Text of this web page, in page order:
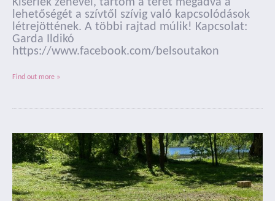
Kísérlek zenével, tartom a teret megadva a
lehetőségét a szívtől szívig való kapcsolódások
létrejöttének. A többi rajtad múlik! Kapcsolat:
Garda Ildikó
https://www.facebook.com/belsoutakon
Find out more »